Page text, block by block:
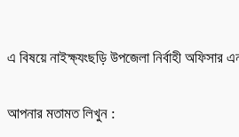
এ বিষয়ে নাইক্ষ্যংছড়ি উপজেলা নির্বাহী অফিসার
আপনার মতামত লিখুন :